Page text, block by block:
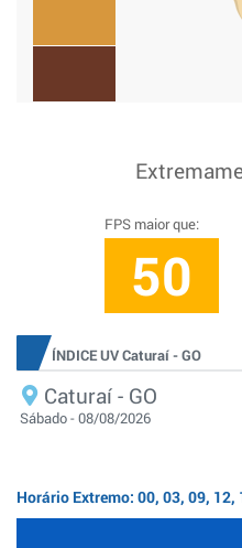
FPS maior que:
50
ÍNDICE UV Caturaí - GO
Caturaí - GO
Sábado - 08/08/2026
Horário Extremo: 00, 03, 09, 12,